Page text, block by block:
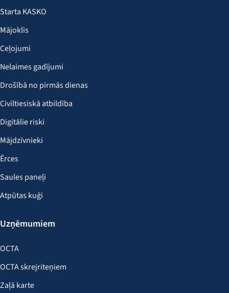
Starta KASKO
Mājoklis
Ceļojumi
Nelaimes gadījumi
Drošībā no pirmās dienas
Civiltiesiskā atbildība
Digitālie riski
Mājdzīvnieki
Ērces
Saules paneļi
Atpūtas kuģi
Uzņēmumiem
OCTA
OCTA skrejriteņiem
Zaļā karte